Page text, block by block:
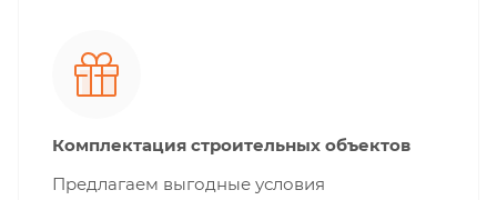
Комплектация строительных объектов
Предлагаем выгодные условия